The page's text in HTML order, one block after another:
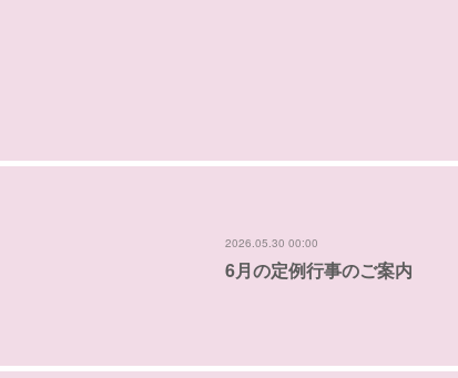
2026.05.30 00:00
6月の定例行事のご案内